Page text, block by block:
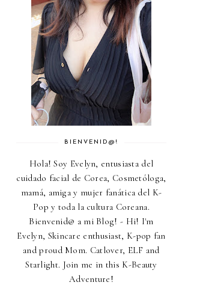
BIENVENID@!
Hola! Soy Evelyn, entusiasta del
cuidado facial de Corea, Cosmetóloga,
mamá, amiga y mujer fanática del K-
Pop y toda la cultura Coreana.
Bienvenid@ a mi Blog! - Hi! I'm
Evelyn, Skincare enthusiast, K-pop fan
and proud Mom. Catlover, ELF and
Starlight. Join me in this K-Beauty
Adventure!